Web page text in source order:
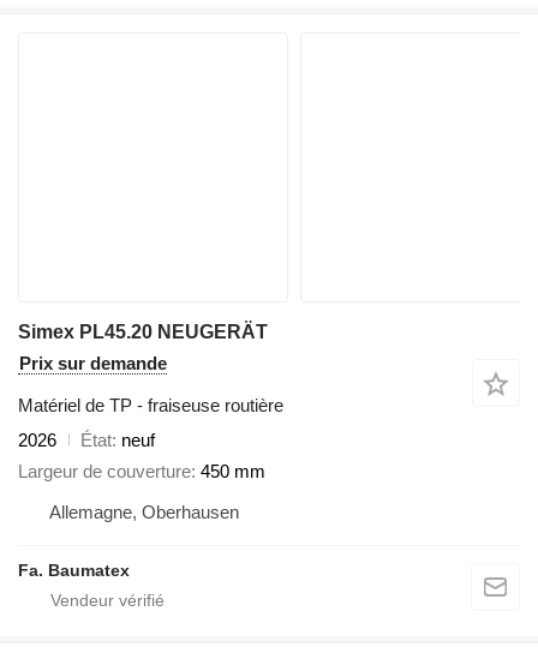
Simex PL45.20 NEUGERÄT
Prix sur demande
Matériel de TP - fraiseuse routière
2026
État neuf
Largeur de couverture 450 mm
Allemagne, Oberhausen
Fa. Baumatex